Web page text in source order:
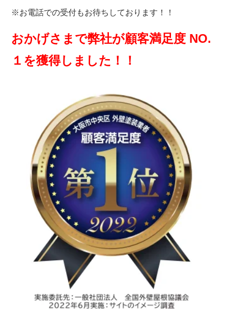
※お電話での受付もお待ちしております！！
おかげさまで弊社が顧客満足度 NO.
１を獲得しました！！